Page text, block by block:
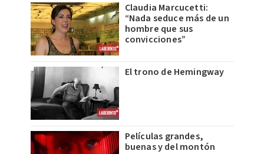
Claudia Marcucetti:
“Nada seduce más de un
hombre que sus
convicciones”
El trono de Hemingway
Películas grandes,
buenas y del montón